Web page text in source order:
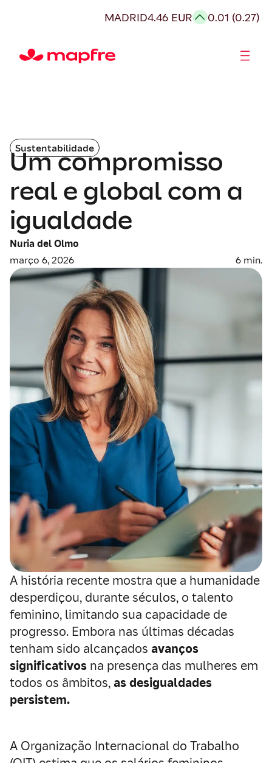
MADRID4.46 EUR 0.01 (0.27)
Sustentabilidade
Um compromisso
real e global com a
igualdade
Nuria del Olmo
março 6, 2026
6 min.
A história recente mostra que a humanidade
desperdiçou, durante séculos, o talento
feminino, limitando sua capacidade de
progresso. Embora nas últimas décadas
tenham sido alcançados avanços
significativos na presença das mulheres em
todos os âmbitos,as desigualdades
persistem.
A Organização Internacional do Trabalho